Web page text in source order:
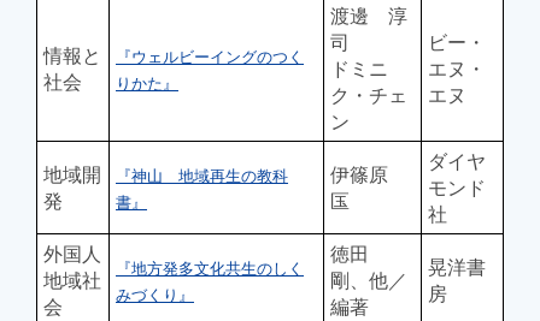
情報と
社会
『ウェルビーイングのつく
りかた』
渡邊 淳
司
ドミニ
ク・チェ
ン
ビー・
エヌ・
エヌ
地域開
発
『神山 地域再生の教科
書』
伊篠原
匤
ダイヤ
モンド
社
外国人
地域社
会
『地方発多文化共生のしく
みづくり』
徳田
剛、他／
編著
晃洋書
房